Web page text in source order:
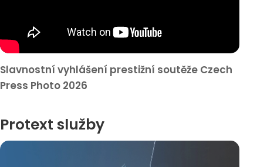
Slavnostní vyhlášení prestižní soutěže Czech
Press Photo 2026
Protext služby